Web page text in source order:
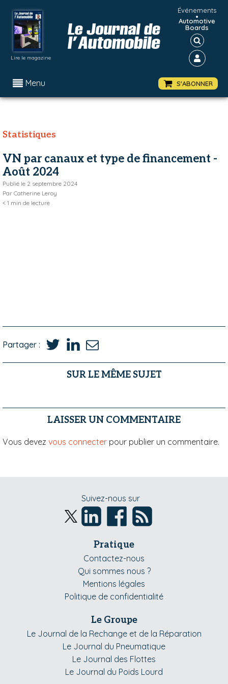
Lire le magazine
Événements
•
Automotive
Boards
Menu S'ABONNER
Statistiques
VN par canaux et type de financement -
Août 2024
Publié le 2 septembre 2024
Par Catherine Leroy
< 1 min de lecture
Partager :
SUR LE MÊME SUJET
LAISSER UN COMMENTAIRE
Vous devez vous connecter pour publier un commentaire.
Suivez-nous sur
Pratique
Contactez-nous
Qui sommes nous ?
Mentions légales
Politique de confidentialité
Le Groupe
Le Journal de la Rechange et de la Réparation
Le Journal du Pneumatique
Le Journal des Flottes
Le Journal du Poids Lourd